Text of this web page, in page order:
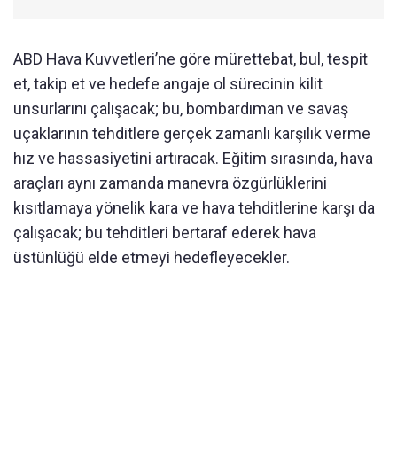
ABD Hava Kuvvetleri’ne göre mürettebat, bul, tespit
et, takip et ve hedefe angaje ol sürecinin kilit
unsurlarını çalışacak; bu, bombardıman ve savaş
uçaklarının tehditlere gerçek zamanlı karşılık verme
hız ve hassasiyetini artıracak. Eğitim sırasında, hava
araçları aynı zamanda manevra özgürlüklerini
kısıtlamaya yönelik kara ve hava tehditlerine karşı da
çalışacak; bu tehditleri bertaraf ederek hava
üstünlüğü elde etmeyi hedefleyecekler.